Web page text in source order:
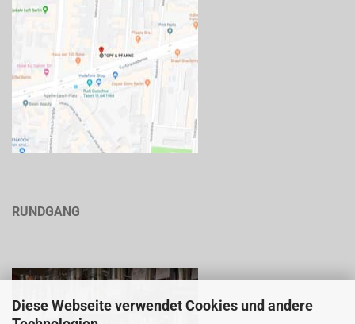
Diese Webseite verwendet Cookies und andere
RUNDGANG